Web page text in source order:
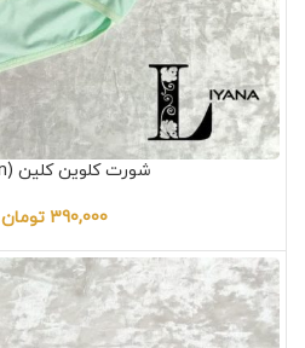
شورت کلوین کلین (calvin Klein)
390,000 تومان